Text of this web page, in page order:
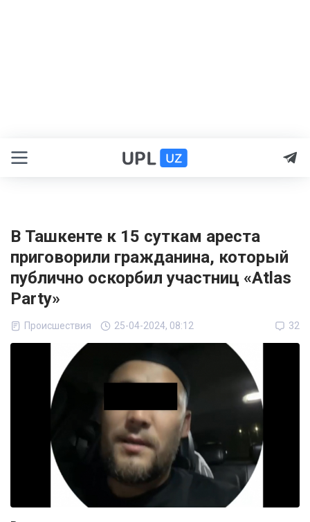
В Ташкенте к 15 суткам ареста
приговорили гражданина, который
публично оскорбил участниц «Atlas
Party»
Происшествия 25-04-2024, 08:12 32